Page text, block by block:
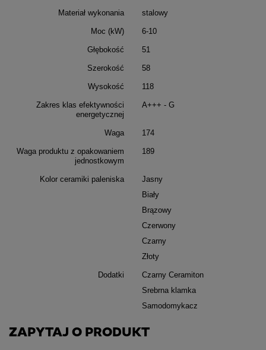
Materiał wykonania stalowy
Moc (kW) 6-10
Głębokość 51
Szerokość 58
Wysokość 118
Zakres klas efektywności
energetycznej
A+++ - G
Waga 174
Waga produktu z opakowaniem
jednostkowym
189
Kolor ceramiki paleniska
Jasny
Biały
Brązowy
Czerwony
Czarny
Złoty
Dodatki
Czarny Ceramiton
Srebrna klamka
Samodomykacz
ZAPYTAJ O PRODUKT